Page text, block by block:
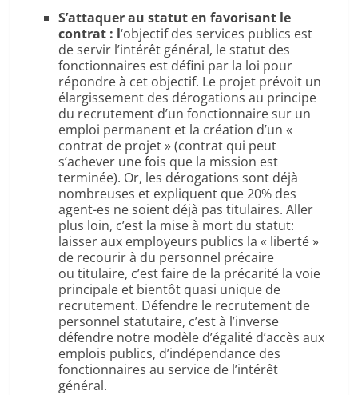
S’attaquer au statut en favorisant le
contrat : l‘objectif des services publics est
de servir l’intérêt général, le statut des
fonctionnaires est défini par la loi pour
répondre à cet objectif. Le projet prévoit un
élargissement des dérogations au principe
du recrutement d’un fonctionnaire sur un
emploi permanent et la création d’un «
contrat de projet » (contrat qui peut
s’achever une fois que la mission est
terminée). Or, les dérogations sont déjà
nombreuses et expliquent que 20% des
agent-es ne soient déjà pas titulaires. Aller
plus loin, c’est la mise à mort du statut:
laisser aux employeurs publics la « liberté »
de recourir à du personnel précaire
ou titulaire, c’est faire de la précarité la voie
principale et bientôt quasi unique de
recrutement. Défendre le recrutement de
personnel statutaire, c’est à l’inverse
défendre notre modèle d’égalité d’accès aux
emplois publics, d’indépendance des
fonctionnaires au service de l’intérêt
général.